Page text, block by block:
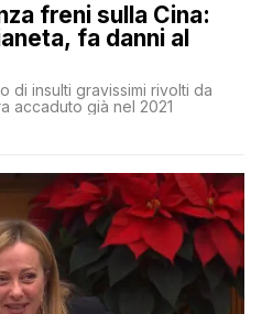
freni sulla Cina:
fa danni al
di insulti gravissimi rivolti da
accaduto già nel 2021